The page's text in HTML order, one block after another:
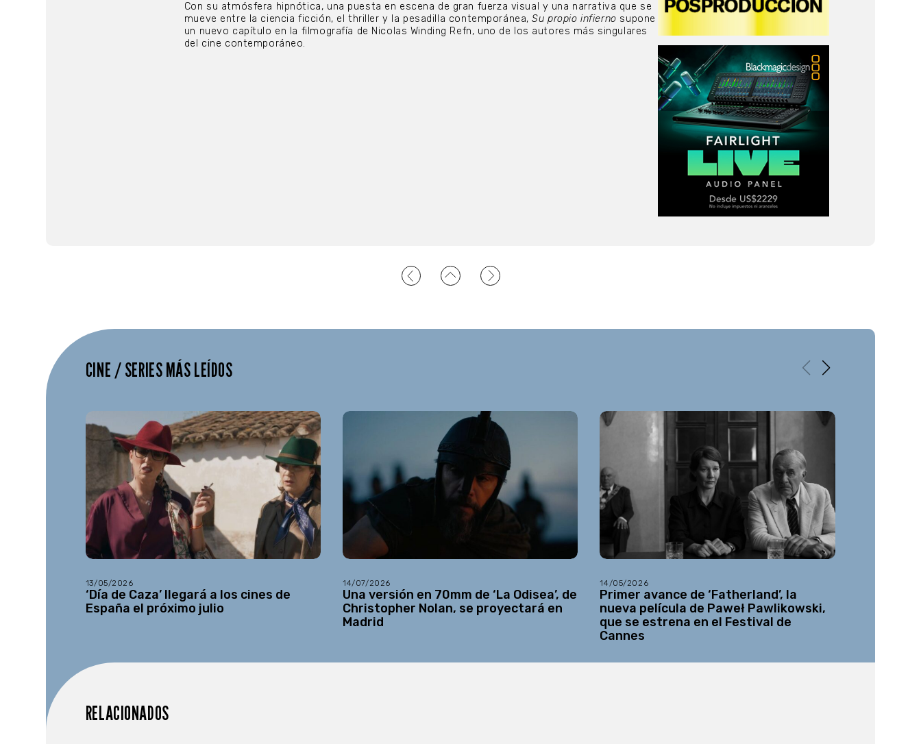
Con su atmósfera hipnótica, una puesta en escena de gran fuerza visual y una narrativa que se
mueve entre la ciencia ficción, el thriller y la pesadilla contemporánea,Su propio infierno supone
un nuevo capítulo en la filmografía de Nicolas Winding Refn, uno de los autores más singulares
del cine contemporáneo.
CINE / SERIES MÁS LEÍDOS
13/05/2026
‘Día de Caza’ llegará a los cines de
España el próximo julio
14/07/2026
Una versión en 70mm de ‘La Odisea’, de
Christopher Nolan, se proyectará en
Madrid
14/05/2026
Primer avance de ‘Fatherland’, la
nueva película de Paweł Pawlikowski,
que se estrena en el Festival de
Cannes
RELACIONADOS